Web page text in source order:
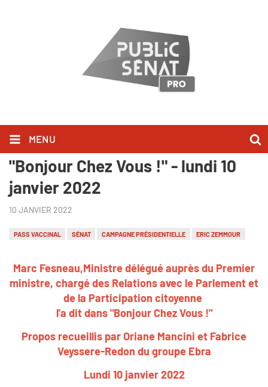
MENU
Marc Fesneau l'a dit dans
"Bonjour Chez Vous !" - lundi 10
janvier 2022
10 JANVIER 2022
PASS VACCINAL SÉNAT CAMPAGNE PRÉSIDENTIELLE ERIC ZEMMOUR
Marc Fesneau,Ministre délégué auprès du Premier
ministre, chargé des Relations avec le Parlement et
de la Participation citoyenne
l'a dit dans "Bonjour Chez Vous !"
Propos recueillis par Oriane Mancini et Fabrice
Veyssere-Redon du groupe Ebra
Lundi 10 janvier 2022